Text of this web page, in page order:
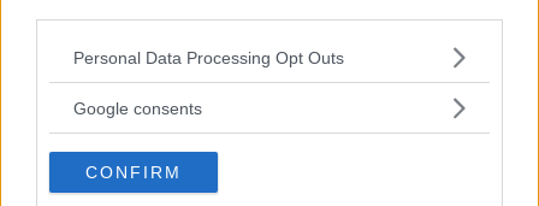
Please note that this website/app uses one or more Google
not limited to your visit or usage behaviour. You may click to
use your data for below specified purposes in below Google
consent section.
Personal Data Processing Opt Outs
Google consents
CONFIRM